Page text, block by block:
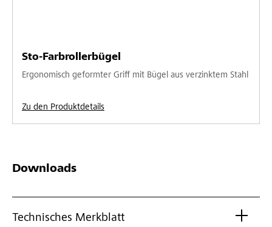
Sto-Farbrollerbügel
Ergonomisch geformter Griff mit Bügel aus verzinktem Stahl
Zu den Produktdetails
Downloads
Technisches Merkblatt